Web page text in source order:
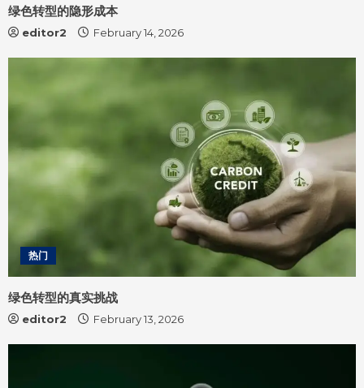
绿色转型的隐形成本
editor2 February 14, 2026
热门
绿色转型的真实挑战
editor2 February 13, 2026